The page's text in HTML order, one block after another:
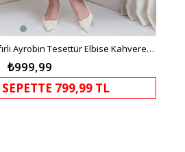
Omuzu Fırfırlı Ayrobin Tesettür Elbise Kahverengi HM2062
₺999,99
SEPETTE 799,99 TL